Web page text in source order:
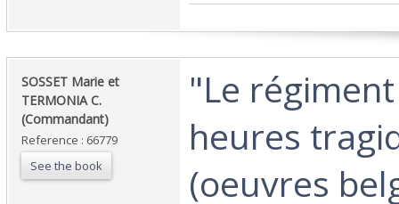
‎SOSSET Marie et
TERMONIA C.
(Commandant)‎
Reference : 66779
See the book
‎"Le
heures
(oeuvres